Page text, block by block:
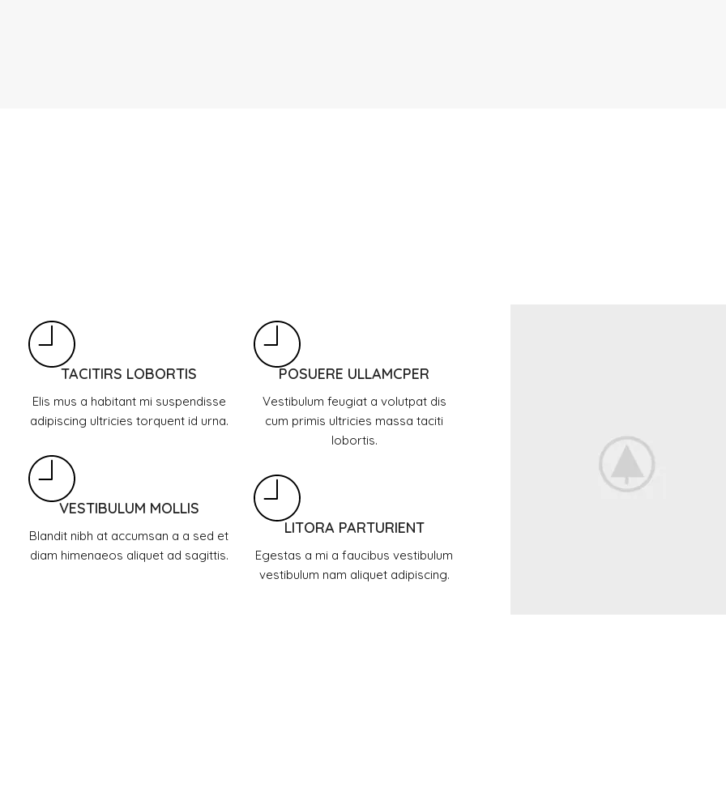
TACITIRS LOBORTIS
Elis mus a habitant mi suspendisse
adipiscing ultricies torquent id urna.
VESTIBULUM MOLLIS
Blandit nibh at accumsan a a sed et
diam himenaeos aliquet ad sagittis.
POSUERE ULLAMCPER
Vestibulum feugiat a volutpat dis
cum primis ultricies massa taciti
lobortis.
LITORA PARTURIENT
Egestas a mi a faucibus vestibulum
vestibulum nam aliquet adipiscing.